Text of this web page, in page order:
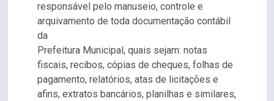
responsável pelo manuseio, controle e
arquivamento de toda documentação contábil
da
Prefeitura Municipal, quais sejam: notas
fiscais, recibos, cópias de cheques, folhas de
pagamento, relatórios, atas de licitações e
afins, extratos bancários, planilhas e similares,